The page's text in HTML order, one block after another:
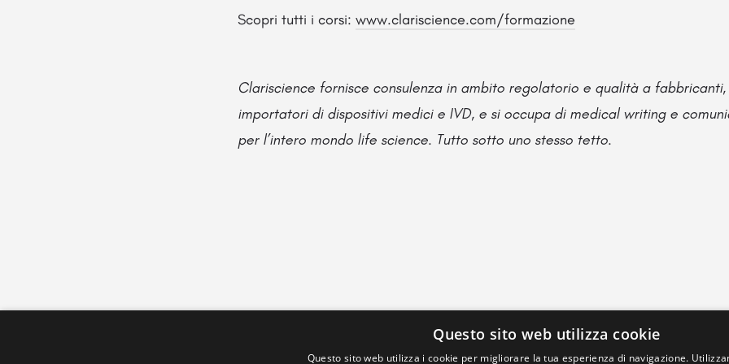
Scopri tutti i corsi: www.clariscience.com/formazione
Clariscience fornisce consulenza in ambito regolatorio e qualità a
importatori di dispositivi medici e IVD, e si occupa di medical writing e
per l’intero mondo life science. Tutto sotto uno stesso tetto.
Questo sito web utilizza cookie
Questo sito web utilizza i cookie per migliorare la tua esperienza di navigazione.